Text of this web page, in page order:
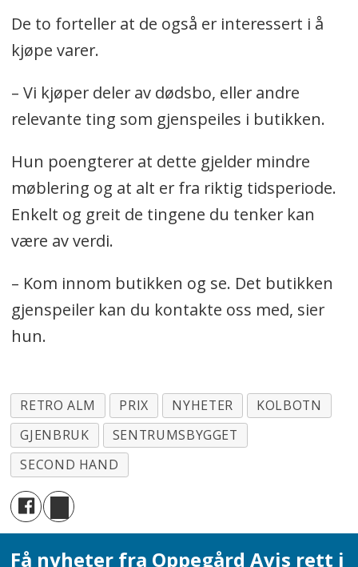
De to forteller at de også er interessert i å
kjøpe varer.
– Vi kjøper deler av dødsbo, eller andre
relevante ting som gjenspeiles i butikken.
Hun poengterer at dette gjelder mindre
møblering og at alt er fra riktig tidsperiode.
Enkelt og greit de tingene du tenker kan
være av verdi.
– Kom innom butikken og se. Det butikken
gjenspeiler kan du kontakte oss med, sier
hun.
RETRO ALM PRIX NYHETER
KOLBOTN
GJENBRUK
SENTRUMSBYGGET
SECOND HAND
Få nyheter fra Oppegård Avis rett i